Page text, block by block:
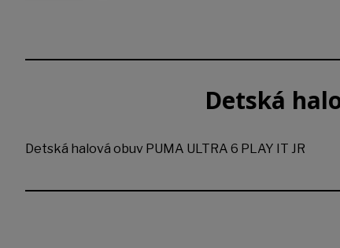
Detská
Detská halová obuv PUMA ULTRA 6 PLAY IT JR